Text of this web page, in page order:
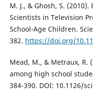
M. J., & Ghosh, S.
Scientists in Television
School-Age Children.
382. https://doi.org/
Mead, M., & Metraux, R.
among high school
384-390. DOI: 10.1126/